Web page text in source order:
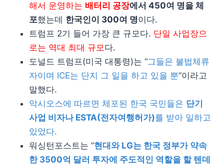
해서 운영하는 배터리 공장에서 450여 명을 체
포했는데 한국인이 300여 명이다.
트럼프 2기 들어 가장 큰 규모다. 단일 사업장으
로는 역대 최대 규모다.
도널드 트럼프(미국 대통령)는 “그들은 불법체류
자이며 ICE는 단지 그 일을 하고 있을 뿐”이라고
말했다.
악시오스에 따르면 체포된 한국 국민들은 단기
사업 비자나 ESTA(전자여행허가)를 받아 일하고
있었다.
워싱턴포스트는 “현대와 LG는 한국 정부가 약속
한 3500억 달러 투자에 주도적인 역할을 할 텐데